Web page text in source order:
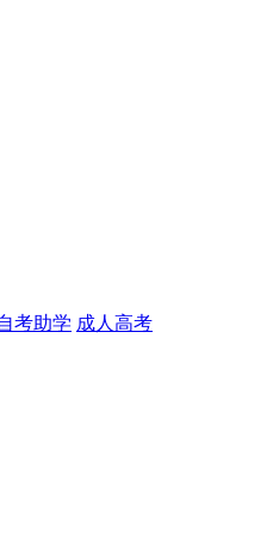
考助学 成人高考